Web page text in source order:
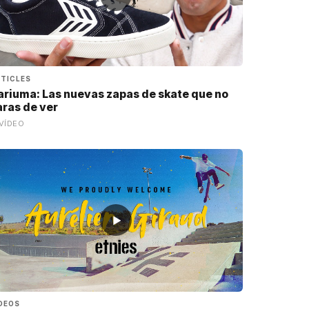
Las nuevas zapas de skate que no
de ver
▶